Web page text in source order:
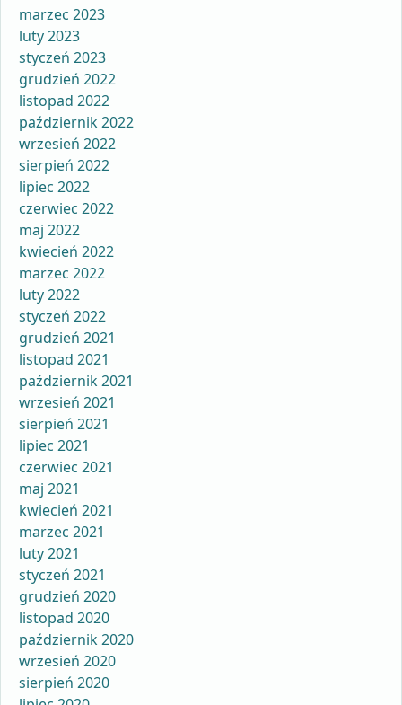
marzec 2023
luty 2023
styczeń 2023
grudzień 2022
listopad 2022
październik 2022
wrzesień 2022
sierpień 2022
lipiec 2022
czerwiec 2022
maj 2022
kwiecień 2022
marzec 2022
luty 2022
styczeń 2022
grudzień 2021
listopad 2021
październik 2021
wrzesień 2021
sierpień 2021
lipiec 2021
czerwiec 2021
maj 2021
kwiecień 2021
marzec 2021
luty 2021
styczeń 2021
grudzień 2020
listopad 2020
październik 2020
wrzesień 2020
sierpień 2020